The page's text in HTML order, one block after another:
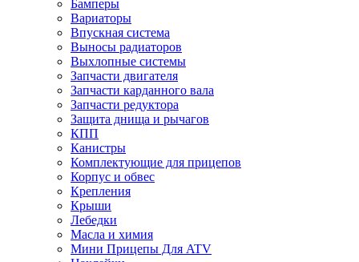
Бамперы
Вариаторы
Впускная система
Выносы радиаторов
Выхлопные системы
Запчасти двигателя
Запчасти карданного вала
Запчасти редуктора
Защита днища и рычагов
КПП
Канистры
Комплектующие для прицепов
Корпус и обвес
Крепления
Крыши
Лебедки
Масла и химия
Мини Прицепы Для ATV